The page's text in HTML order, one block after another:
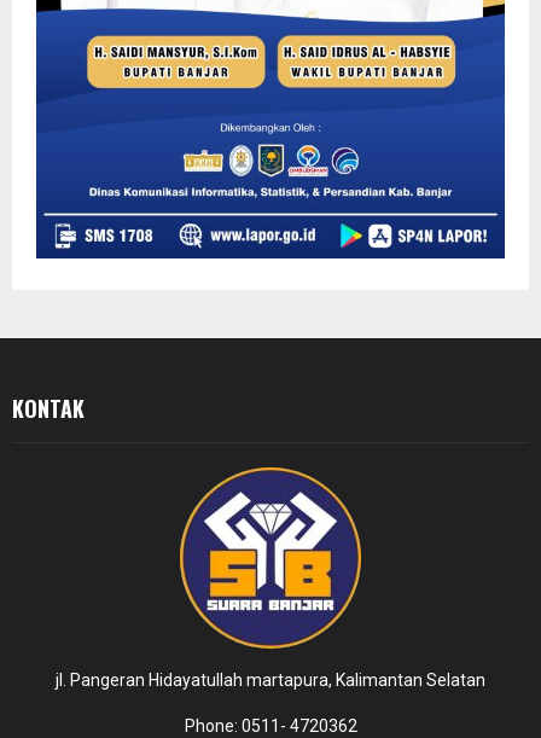
KONTAK
jl. Pangeran Hidayatullah martapura, Kalimantan Selatan
Phone: 0511- 4720362